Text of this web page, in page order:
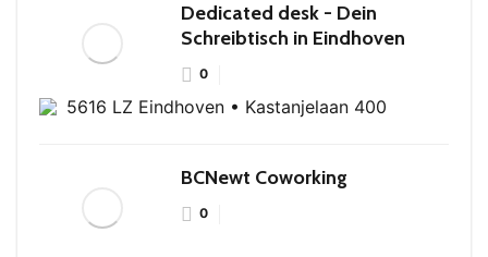
Dedicated desk - Dein
Schreibtisch in Eindhoven
0
5616 LZ Eindhoven • Kastanjelaan 400
BCNewt Coworking
0